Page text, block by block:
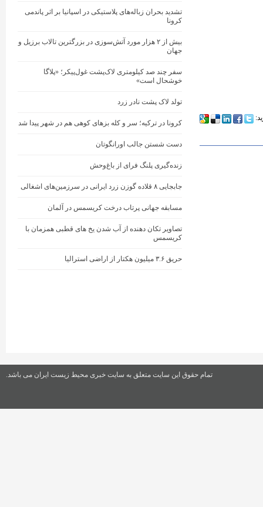
تشدید بحران زباله‌های پلاستیکی در اسپانیا بر اثر پاندمی
کرونا
بیش از ۲ هزار مورد آتش‌سوزی در بزرگترین تالاب برزیل و
جهان
سفر چند صد کیلومتری لاک‌پشت غول‌پیکر؛ «پلاگا
خوشحال است»
تولد لاک پشت نادر زرد
کرونا در ترکیه؛ سر و کله بزهای کوهی هم در شهر پیدا شد
دست شستن جالب اورانگوتان
زنده‌گیری پلنگ فرای از باغ‌وحش
جابجایی ۸ قلاده گوزن زرد ایرانی در سرزمین‌های اشغالی
مسابقه جهانی پرتاب درخت کریسمس در آلمان
تصاویر تکان دهنده از آب شدن یخ های قطبی همزمان با
کریسمس
حریق ۳.۶ میلیون هکتار از اراضی استرالیا
تمام حقوق این سایت متعلق به سایت خبری محیط زیست ایران می باشد.